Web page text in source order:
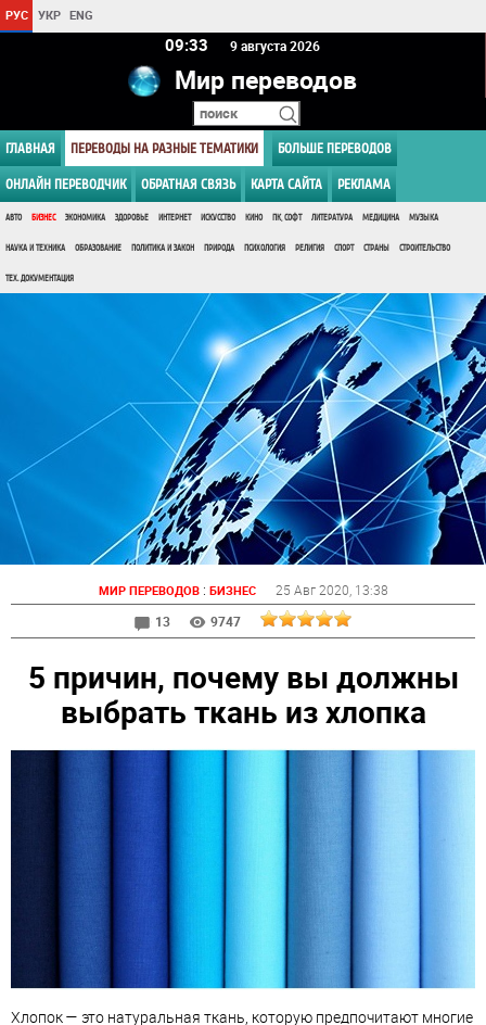
РУС УКР ENG
09 33 9 августа 2026
Мир переводов
ГЛАВНАЯ ПЕРЕВОДЫ НА РАЗНЫЕ ТЕМАТИКИ БОЛЬШЕ ПЕРЕВОДОВ
ОНЛАЙН ПЕРЕВОДЧИК ОБРАТНАЯ СВЯЗЬ КАРТА САЙТА РЕКЛАМА
АВТО БИЗНЕС ЭКОНОМИКА ЗДОРОВЬЕ ИНТЕРНЕТ ИСКУССТВО КИНО ПК, СОФТ ЛИТЕРАТУРА МЕДИЦИНА МУЗЫКА
НАУКА И ТЕХНИКА ОБРАЗОВАНИЕ ПОЛИТИКА И ЗАКОН ПРИРОДА ПСИХОЛОГИЯ РЕЛИГИЯ СПОРТ СТРАНЫ СТРОИТЕЛЬСТВО
ТЕХ. ДОКУМЕНТАЦИЯ
МИР ПЕРЕВОДОВ: БИЗНЕС 25 Авг 2020 , 13:38
13
9747
5 причин, почему вы должны
выбрать ткань из хлопка
Хлопок — это натуральная ткань, которую предпочитают многие